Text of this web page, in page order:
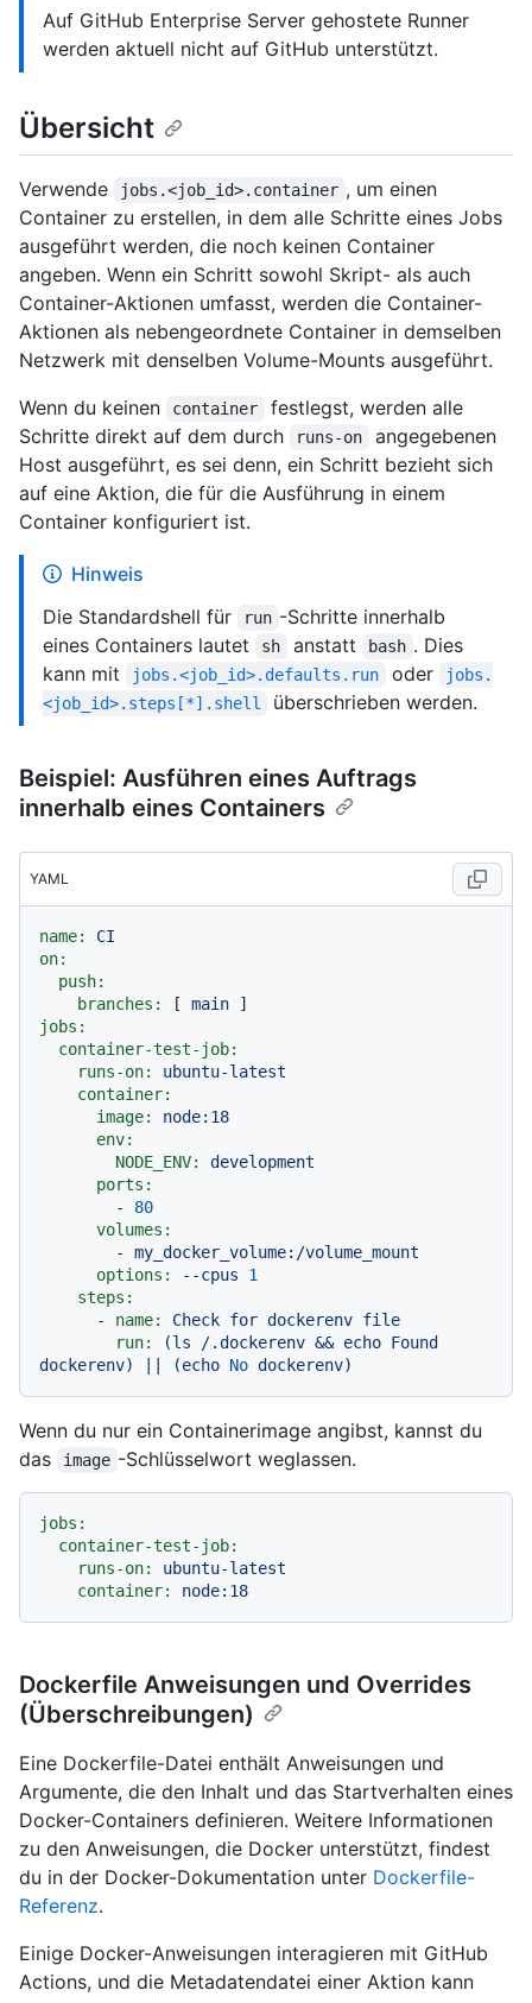
Auf GitHub Enterprise Server gehostete Runner
werden aktuell nicht auf GitHub unterstützt.
Übersicht
Verwende jobs.<job_id>.container , um einen
Container zu erstellen, in dem alle Schritte eines Jobs
ausgeführt werden, die noch keinen Container
angeben. Wenn ein Schritt sowohl Skript- als auch
Container-Aktionen umfasst, werden die Container-
Aktionen als nebengeordnete Container in demselben
Netzwerk mit denselben Volume-Mounts ausgeführt.
Wenn du keinen
container
festlegst, werden alle
Schritte direkt auf dem durch
runs-on
angegebenen
Host ausgeführt, es sei denn, ein Schritt bezieht sich
auf eine Aktion, die für die Ausführung in einem
Container konfiguriert ist.
Hinweis
Die Standardshell für
run -Schritte innerhalb
eines Containers lautet
sh anstatt bash . Dies
kann mit
jobs.<job_id>.defaults.run oder
jobs.
<job_id>.steps[*].shell
überschrieben werden.
Beispiel: Ausführen eines Auftrags
innerhalb eines Containers
YAML
name:
CI
on:
push:
branches:
[ main
jobs:
container-test-job:
runs-on:
ubuntu-latest
container:
image:
node:18
env:
NODE_ENV:
development
ports:
-
80
volumes:
-
my_docker_volume:/volume_mount
options:
--cpus
1
steps:
-
name: Check for dockerenv file
run:
(ls /.dockerenv && echo Found
dockerenv)
(echo No dockerenv)
Wenn du nur ein Containerimage angibst, kannst du
das
image -Schlüsselwort weglassen.
jobs:
container-test-job:
runs-on:
ubuntu-latest
container:
node:18
Dockerfile Anweisungen und Overrides
(Überschreibungen)
Eine Dockerfile-Datei enthält Anweisungen und
Argumente, die den Inhalt und das Startverhalten eines
Docker-Containers definieren. Weitere Informationen
zu den Anweisungen, die Docker unterstützt, findest
du in der Docker-Dokumentation unter Dockerfile-
Referenz.
Einige Docker-Anweisungen interagieren mit GitHub
Actions, und die Metadatendatei einer Aktion kann